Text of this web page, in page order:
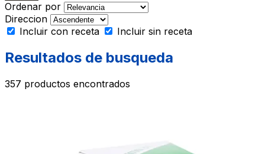
Ordenar por
Direccion
Incluir con receta
Incluir sin receta
Resultados de busqueda
357 productos encontrados